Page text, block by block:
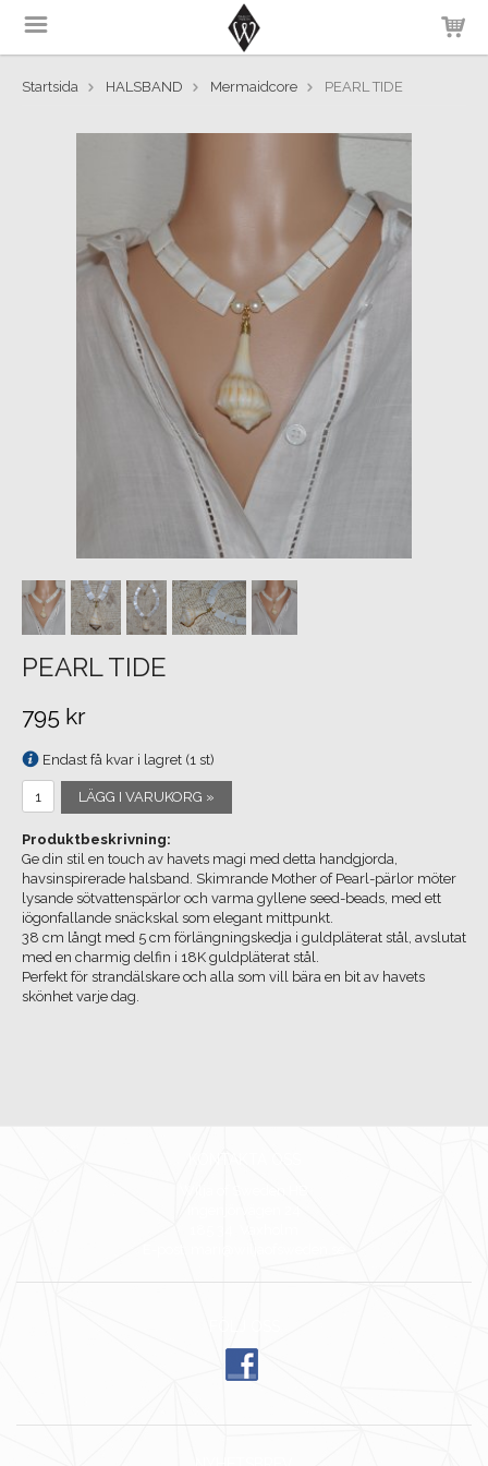
Startsida HALSBAND Mermaidcore PEARL TIDE
PEARL TIDE
795 kr
Endast få kvar i lagret (1 st)
LÄGG I VARUKORG »
Produktbeskrivning:
Ge din stil en touch av havets magi med detta handgjorda,
havsinspirerade halsband. Skimrande Mother of Pearl-pärlor möter
lysande sötvattenspärlor och varma gyllene seed-beads, med ett
iögonfallande snäckskal som elegant mittpunkt.
38 cm långt med 5 cm förlängningskedja i guldpläterat stål, avslutat
med en charmig delfin i 18K guldpläterat stål.
Perfekt för strandälskare och alla som vill bära en bit av havets
skönhet varje dag.